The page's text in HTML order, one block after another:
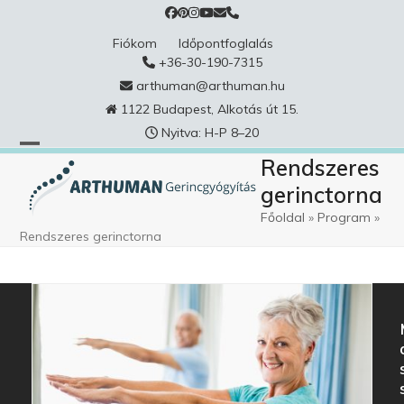
Fiókom
Időpontfoglalás
+36-30-190-7315
arthuman@arthuman.hu
1122 Budapest, Alkotás út 15.
Nyitva: H-P 8–20
Rendszeres
gerinctorna
Főoldal »Program »
Rendszeres gerinctorna